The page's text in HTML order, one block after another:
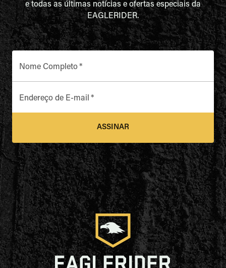
e todas as últimas notícias e ofertas especiais da
EAGLERIDER.
Nome Completo*
Endereço de E-mail *
ASSINAR